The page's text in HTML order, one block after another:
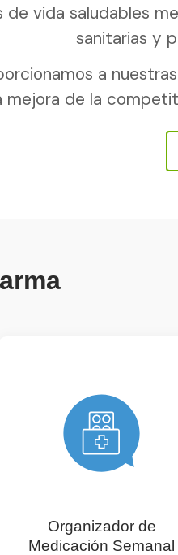
de vida saludables
sanitarias y
a
mejora de la
Organizador de
Medicación Semanal